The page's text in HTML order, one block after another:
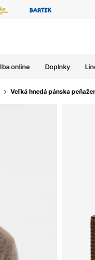
Iba online Doplnky
Veľká hnedá pánska